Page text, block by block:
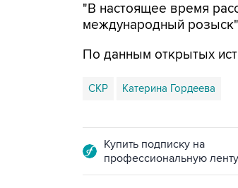
"В настоящее время
международный
По данным открытых
СКР Катерина Гордеева
Купить подписку на
профессиональную ленту